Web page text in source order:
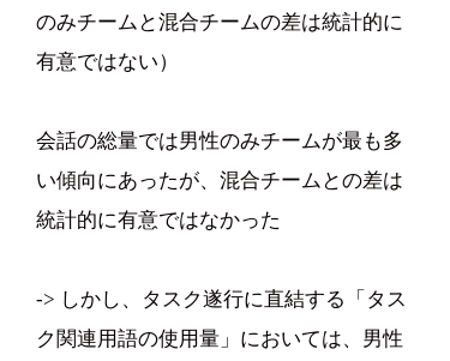
のみチームと混合チームの差は統計的に
有意ではない）
会話の総量では男性のみチームが最も多
い傾向にあったが、混合チームとの差は
統計的に有意ではなかった
-> しかし、タスク遂行に直結する「タス
ク関連用語の使用量」においては、男性